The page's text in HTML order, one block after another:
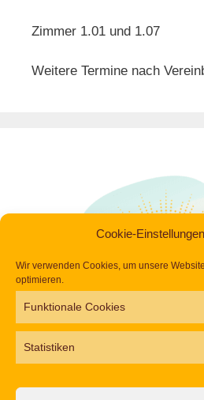
Cookie-
Wir verwenden Cookies, um unsere
optimieren.
Funktionale Cookies
Statistiken
Zimmer 1.01 und 1.07
Weitere Termine nach